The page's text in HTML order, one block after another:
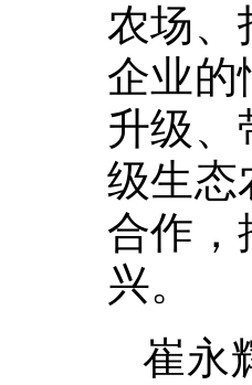
农场、
企业的
升级、
级生态
合作，
兴。
崔永